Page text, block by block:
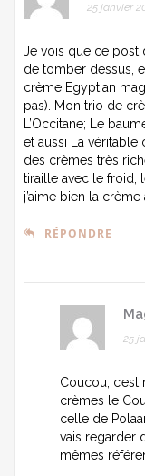
25 janvier
Je vois que ce post
de tomber dessus,
crème Egyptian
pas). Mon trio de
L’Occitane; Le
et aussi La véritable
des crèmes très
tiraille avec le froid,
j’aime bien la crème
RÉPONDRE
25
Coucou,
crèmes le
celle de
vais regarder
mêmes